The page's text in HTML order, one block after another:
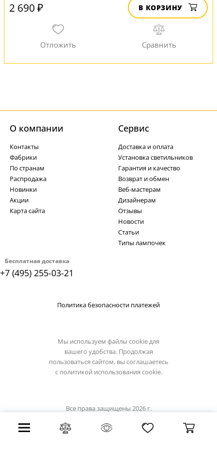
2 690 ₽ В КОРЗИНУ
Бесплатная доставка
+7 (495) 255-03-21
О компании
Контакты
Фабрики
По странам
Распродажа
Новинки
Акции
Карта сайта
Cервис
Доставка и оплата
Установка светильников
Гарантия и качество
Возврат и обмен
Веб-мастерам
Дизайнерам
Отзывы
Новости
Статьи
Типы лампочек
Политика безопасности платежей
Мы используем файлы cookie для
вашего удобства. Продолжая
пользоваться сайтом, вы соглашаетесь
с политикой использования cookie.
Все права защищены 2026 г.